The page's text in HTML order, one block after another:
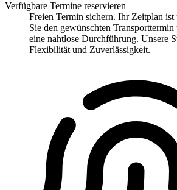
Verfügbare Termine reservieren
Freien Termin sichern. Ihr Zeitplan
Sie den gewünschten
eine nahtlose Durchführung. Unsere
Flexibilität und Zuverlässigkeit.